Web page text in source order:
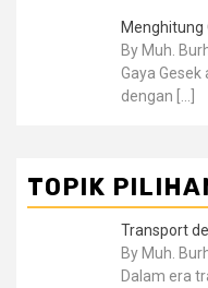
Menghitung
By Muh.
Gaya
dengan
TOPIK
Transport
By Muh.
Dalam era